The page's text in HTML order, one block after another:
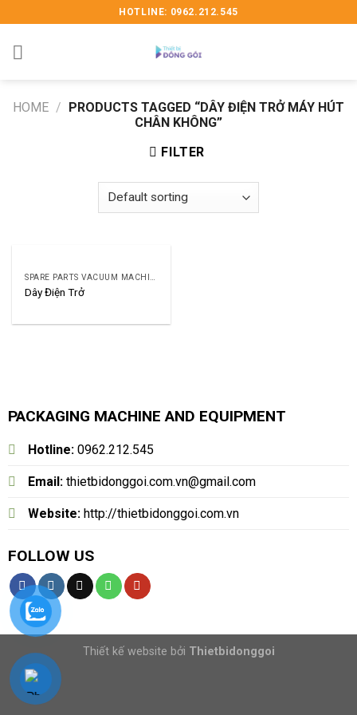
to
content
HOTLINE: 0962.212.545
HOME / PRODUCTS TAGGED “DÂY ĐIỆN TRỞ MÁY HÚT
CHÂN KHÔNG”
FILTER
SPARE PARTS VACUUM MACHINE
Dây Điện Trở
PACKAGING MACHINE AND EQUIPMENT
Hotline: 0962.212.545
Email: thietbidonggoi.com.vn@gmail.com
Website: http://thietbidonggoi.com.vn
FOLLOW US
Thiết kế website bởi Thietbidonggoi